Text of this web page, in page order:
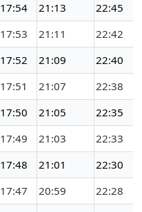
17:54 21:13
22:45
17:53 21:11
22:42
17:52 21:09
22:40
17:51 21:07
22:38
17:50 21:05
22:35
17:49 21:03
22:33
17:48 21:01
22:30
17:47 20:59
22:28